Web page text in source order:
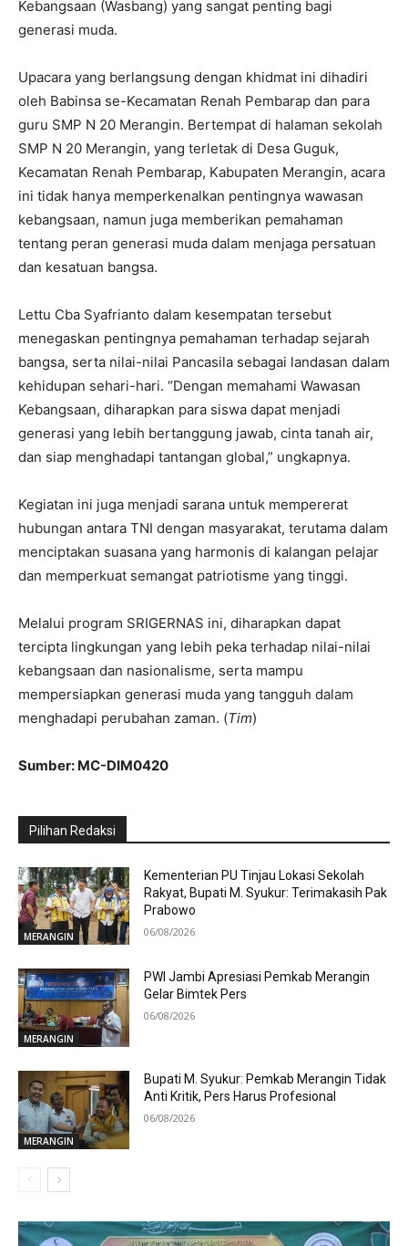
Kebangsaan (Wasbang) yang sangat penting bagi
generasi muda.
Upacara yang berlangsung dengan khidmat ini dihadiri
oleh Babinsa se-Kecamatan Renah Pembarap dan para
guru SMP N 20 Merangin. Bertempat di halaman sekolah
SMP N 20 Merangin, yang terletak di Desa Guguk,
Kecamatan Renah Pembarap, Kabupaten Merangin, acara
ini tidak hanya memperkenalkan pentingnya wawasan
kebangsaan, namun juga memberikan pemahaman
tentang peran generasi muda dalam menjaga persatuan
dan kesatuan bangsa.
Lettu Cba Syafrianto dalam kesempatan tersebut
menegaskan pentingnya pemahaman terhadap sejarah
bangsa, serta nilai-nilai Pancasila sebagai landasan dalam
kehidupan sehari-hari. “Dengan memahami Wawasan
Kebangsaan, diharapkan para siswa dapat menjadi
generasi yang lebih bertanggung jawab, cinta tanah air,
dan siap menghadapi tantangan global,” ungkapnya.
Kegiatan ini juga menjadi sarana untuk mempererat
hubungan antara TNI dengan masyarakat, terutama dalam
menciptakan suasana yang harmonis di kalangan pelajar
dan memperkuat semangat patriotisme yang tinggi.
Melalui program SRIGERNAS ini, diharapkan dapat
tercipta lingkungan yang lebih peka terhadap nilai-nilai
kebangsaan dan nasionalisme, serta mampu
mempersiapkan generasi muda yang tangguh dalam
menghadapi perubahan zaman. (Tim)
Sumber: MC-DIM0420
Pilihan Redaksi
MERANGIN
Kementerian PU Tinjau Lokasi Sekolah
Rakyat, Bupati M. Syukur: Terimakasih Pak
Prabowo
06/08/2026
MERANGIN
PWI Jambi Apresiasi Pemkab Merangin
Gelar Bimtek Pers
06/08/2026
MERANGIN
Bupati M. Syukur: Pemkab Merangin Tidak
Anti Kritik, Pers Harus Profesional
06/08/2026